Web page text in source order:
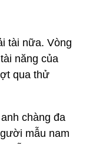
tài nữa. Vòng
năng của
qua thử
chàng đa
mẫu nam